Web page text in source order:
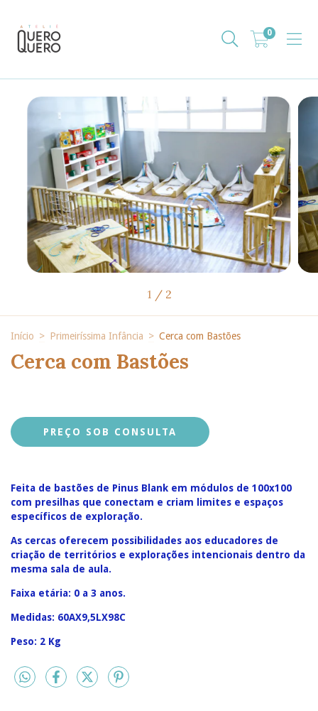
0
1 / 2
Início > Primeiríssima Infância > Cerca com Bastões
Cerca com Bastões
Feita de bastões de Pinus Blank em módulos de 100x100
com presilhas que conectam e criam limites e espaços
específicos de exploração.
As cercas oferecem possibilidades aos educadores de
criação de territórios e explorações intencionais dentro da
mesma sala de aula.
Faixa etária: 0 a 3 anos.
Medidas: 60AX9,5LX98C
Peso: 2 Kg